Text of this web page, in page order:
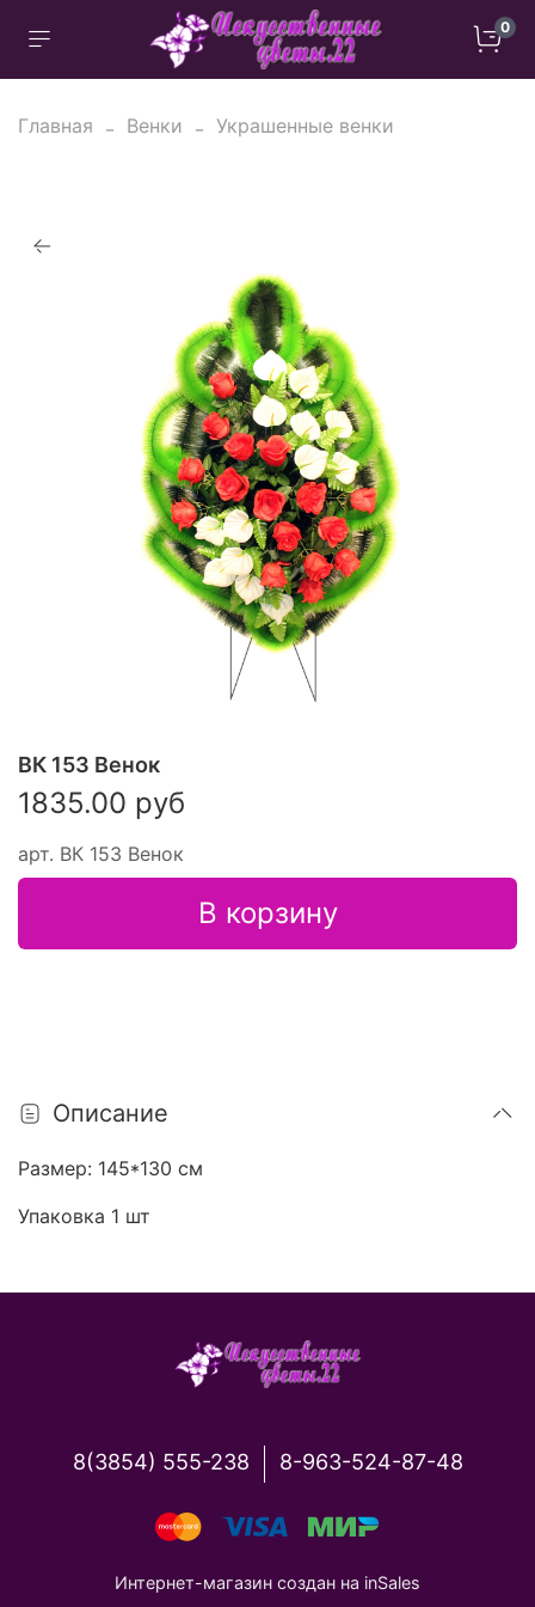
0
Главная Венки Украшенные венки
арт. ВК 153 Венок
ВК 153 Венок
1835.00 руб
В корзину
Описание
Размер: 145*130 см
Упаковка 1 шт
8(3854) 555-238 8-963-524-87-48
Интернет-магазин создан на inSales